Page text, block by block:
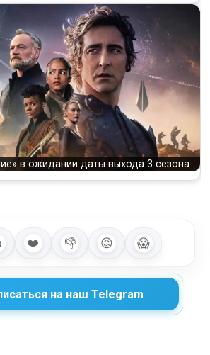
в ожидании даты выхода 3 сезона
❤️ 👎 😡 😱
на наш Telegram